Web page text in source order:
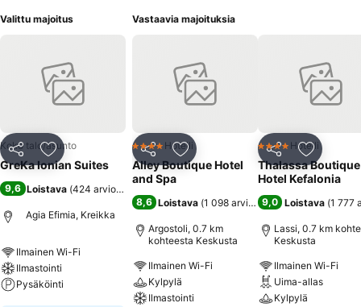
Valittu majoitus
Jaa Lisää suosikkeihin
Koko talo/asunto
GreKa Ionian Suites
9,6 Loistava (424 arviota
Agia Efimia, Kreikka
Ilmainen Wi-Fi
Ilmastointi
Pysäköinti
Vastaavia majoituksia
Jaa Lisää suosikkeihin
4 Tähtiluokitus
Hotelli
Alley Boutique Hotel
and Spa
8,6 Loistava (1 098 arviota)
Argostoli, 0.7 km
kohteesta Keskusta
Ilmainen Wi-Fi
Kylpylä
Ilmastointi
Jaa Lisää
4 Tähtiluokitus
Hotelli
Thalassa Boutique
Hotel Kefalonia
9,0 Loistava (1 777
Lassi, 0.7 km
Keskusta
Ilmainen Wi-Fi
Uima-allas
Kylpylä